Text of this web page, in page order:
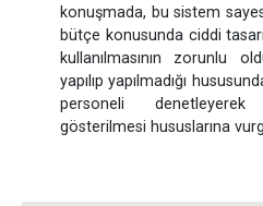
konuşmada, bu sistem
bütçe konusunda ciddi
kullanılmasının zorunlu
yapılıp yapılmadığı
personeli
gösterilmesi hususlarına